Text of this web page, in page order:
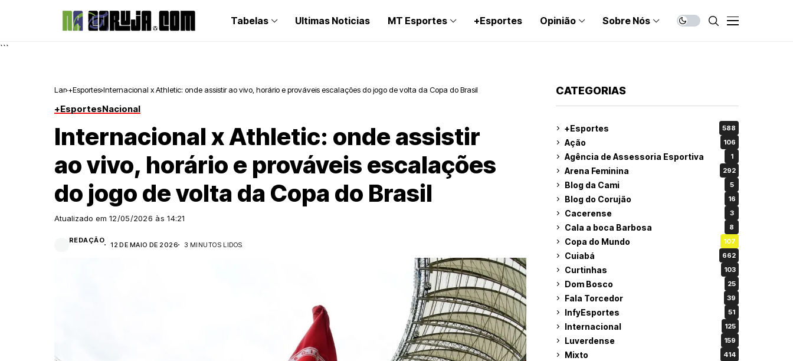
Tabelas Ultimas Noticias MT Esportes +Esportes Opinião Sobre Nós
```
Lar +Esportes Internacional x Athletic: onde assistir ao vivo, horário e prováveis escalações do jogo de volta da Copa do Brasil
+EsportesNacional
Internacional x Athletic: onde assistir
ao vivo, horário e prováveis escalações
do jogo de volta da Copa do Brasil
Atualizado em 12/05/2026 às 14:21
REDAÇÃO
12 DE MAIO DE 2026 3 MINUTOS LIDOS
CATEGORIAS
+Esportes 588
Ação 106
Agência de Assessoria Esportiva 1
Arena Feminina 292
Blog da Cami 5
Blog do Corujão 16
Cacerense 3
Cala a boca Barbosa 8
Copa do Mundo 107
Cuiabá 662
Curtinhas 103
Dom Bosco 25
Fala Torcedor 39
InfyEsportes 51
Internacional 125
Luverdense 159
Mixto 414